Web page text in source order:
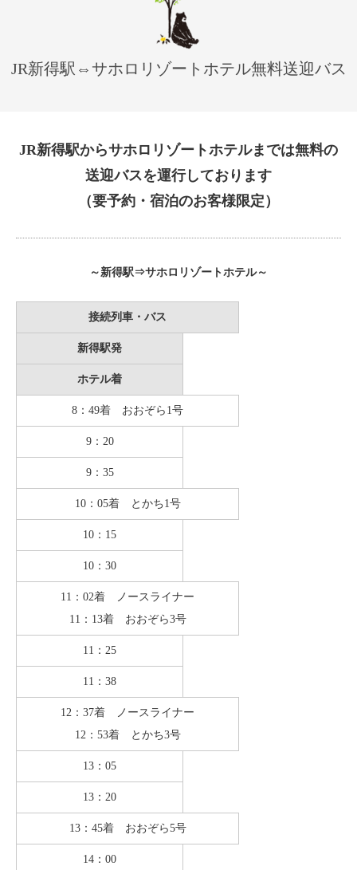
JR新得駅⇔サホロリゾートホテル無料送迎バス
JR新得駅からサホロリゾートホテルまでは無料の
送迎バスを運行しております
（要予約・宿泊のお客様限定）
～新得駅⇒サホロリゾートホテル～
接続列車・バス
新得駅発
ホテル着
8：49着 おおぞら1号
9：20
9：35
10：05着 とかち1号
10：15
10：30
11：02着 ノースライナー
11：13着 おおぞら3号
11：25
11：38
12：37着 ノースライナー
12：53着 とかち3号
13：05
13：20
13：45着 おおぞら5号
14：00